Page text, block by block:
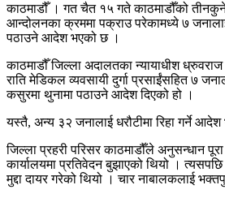
काठमाडौँ । गत चैत १५ गते काठमाडौँको
आन्दोलनका क्रममा पक्राउ परेकामध्ये ७ जनालाई
पठाउने आदेश भएको छ ।
काठमाडौँ जिल्ला अदालतका न्यायाधीश
राति मेडिकल व्यवसायी दुर्गा प्रसाईंसहित ७
कसुरमा थुनामा पठाउने आदेश दिएको हो ।
यस्तै, अन्य ३२ जनालाई धरौटीमा रिहा गर्ने
जिल्ला प्रहरी परिसर काठमाडौँले अनुसन्धान
कार्यालयमा प्रतिवेदन बुझाएको थियो ।
मुद्दा दायर गरेको थियो । चार नाबालकलाई